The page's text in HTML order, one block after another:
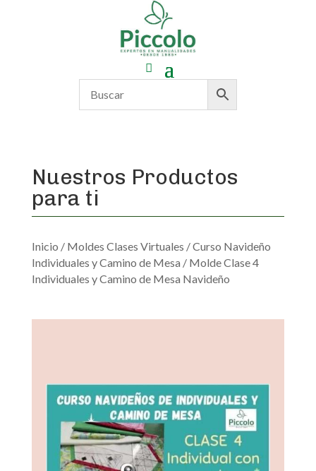
Nuestros Productos
para ti
Inicio / Moldes Clases Virtuales /Curso Navideño
Individuales y Camino de Mesa / Molde Clase 4
Individuales y Camino de Mesa Navideño